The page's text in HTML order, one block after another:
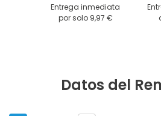
Entrega inmediata
por solo 9,97 €
Datos del